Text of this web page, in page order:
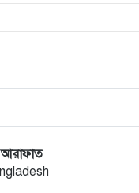
আরাফাত